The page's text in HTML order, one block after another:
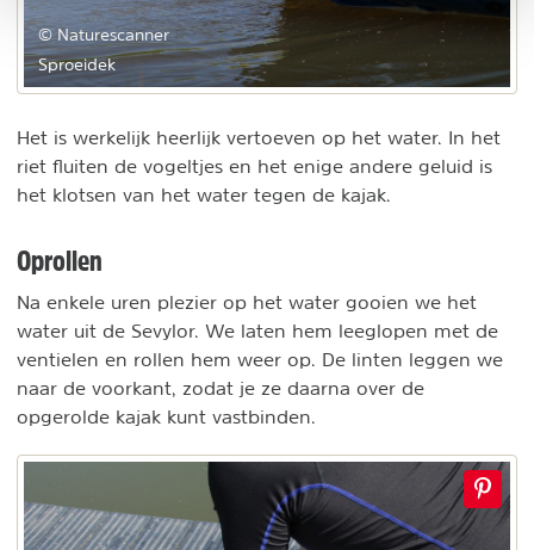
© Naturescanner
Sproeidek
Het is werkelijk heerlijk vertoeven op het water. In het
riet fluiten de vogeltjes en het enige andere geluid is
het klotsen van het water tegen de kajak.
Oprollen
Na enkele uren plezier op het water gooien we het
water uit de Sevylor. We laten hem leeglopen met de
ventielen en rollen hem weer op. De linten leggen we
naar de voorkant, zodat je ze daarna over de
opgerolde kajak kunt vastbinden.